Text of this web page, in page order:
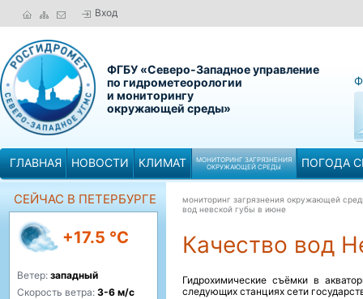
Вход
ФГБУ «Северо-Западное управление
по гидрометеорологии
и мониторингу
окружающей среды»
ГЛАВНАЯ НОВОСТИ КЛИМАТ
МОНИТОРИНГ ЗАГРЯЗНЕНИЯ
ОКРУЖАЮЩЕЙ СРЕДЫ
ПОГОДА
СЕЙЧАС В ПЕТЕРБУРГЕ
+17.5 °C
Ветер: западный
Скорость ветра: 3-6 м/с
мониторинг загрязнения окружающей
вод невской губы в июне
Качество вод
Гидрохимические съёмки в
следующих станциях сети